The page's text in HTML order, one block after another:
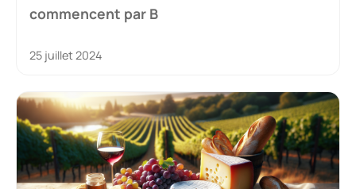
commencent par B
25 juillet 2024